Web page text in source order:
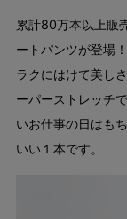
累計80万本以上販
ートパンツが登場！
ラクにはけて美し
ーパーストレッチ
いお仕事の日はも
いい１本です。